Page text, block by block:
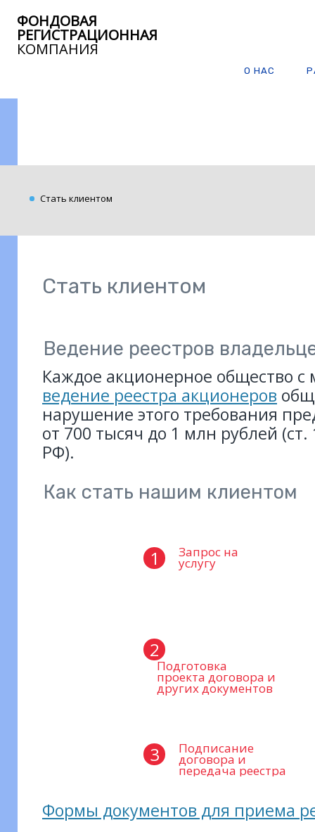
ФОНДОВАЯ
РЕГИСТРАЦИОННАЯ
КОМПАНИЯ
О НАС
Стать клиентом
Стать клиентом
Ведение реестров
Каждое акционерное общество с
ведение реестра акционеров
нарушение этого требования
от 700 тысяч до 1 млн рублей
РФ).
Как стать нашим клиентом
1 Запрос на
услугу
2
Подготовка
проекта договора и
других документов
3 Подписание
договора и
передача реестра
Формы документов для приема